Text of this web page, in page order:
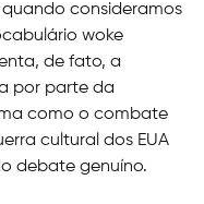
consideramos
woke
de fato, a
por parte da
como o combate
cultural dos EUA
debate genuíno.